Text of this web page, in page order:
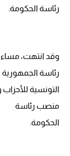
رئاسة الحكومة.
وقد انتهت،
رئاسة الجمهورية
التونسية
منصب رئاسة
الحكومة.